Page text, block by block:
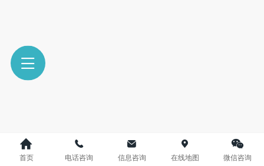
首页 电话咨询 信息咨询 在线地图 微信咨询